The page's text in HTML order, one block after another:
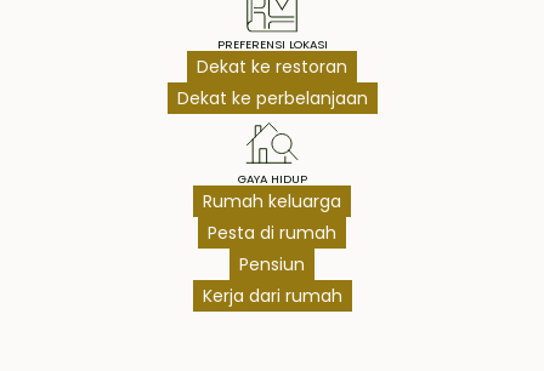
PREFERENSI LOKASI
Dekat ke restoran
Dekat ke perbelanjaan
GAYA HIDUP
Rumah keluarga
Pesta di rumah
Pensiun
Kerja dari rumah